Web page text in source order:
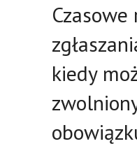
kiedy